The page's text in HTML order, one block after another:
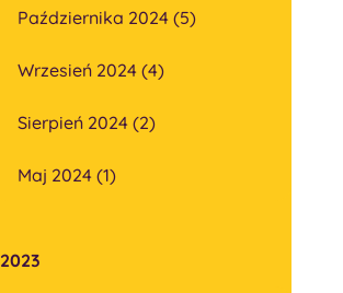
Października 2024 (5)
Wrzesień 2024 (4)
Sierpień 2024 (2)
Maj 2024 (1)
2023